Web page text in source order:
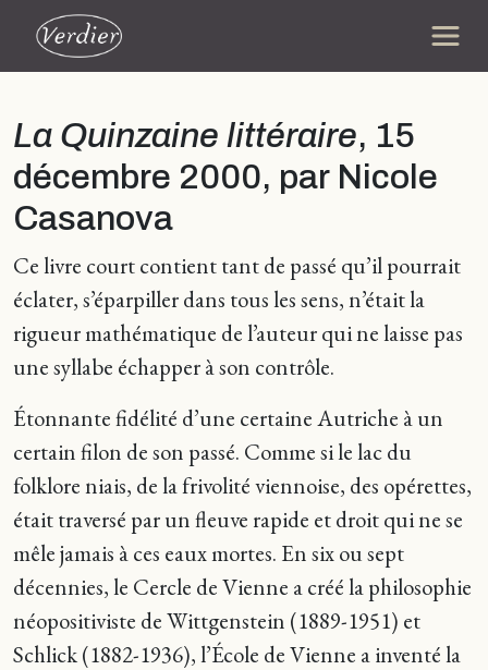
La Quinzaine littéraire, 15
décembre 2000, par Nicole
Casanova
Ce livre court contient tant de passé qu’il pourrait
éclater, s’éparpiller dans tous les sens, n’était la
rigueur mathématique de l’auteur qui ne laisse pas
une syllabe échapper à son contrôle.
Étonnante fidélité d’une certaine Autriche à un
certain filon de son passé. Comme si le lac du
folklore niais, de la frivolité viennoise, des opérettes,
était traversé par un fleuve rapide et droit qui ne se
mêle jamais à ces eaux mortes. En six ou sept
décennies, le Cercle de Vienne a créé la philosophie
néopositiviste de Wittgenstein (1889-1951) et
Schlick (1882-1936), l’École de Vienne a inventé la